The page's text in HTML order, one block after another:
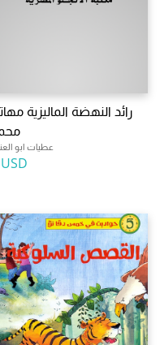
رائد النهضة الماليزية
عطيات ابو